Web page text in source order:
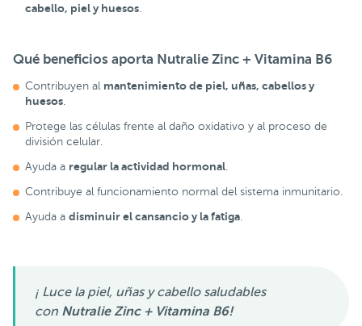
cabello, piel y huesos
Qué beneficios aporta Nutralie Zinc + Vitamina B6
Contribuyen al mantenimiento de piel, uñas, cabellos y
huesos.
Protege las células frente al daño oxidativo y al proceso de
división celular.
Ayuda a regular la actividad hormonal.
Contribuye al funcionamiento normal del sistema inmunitario.
Ayuda a disminuir el cansancio y la fatiga.
¡ Luce la piel, uñas y cabello saludables
con Nutralie Zinc + Vitamina B6!